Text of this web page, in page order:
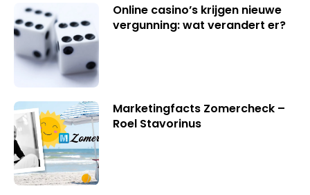
Online casino’s krijgen nieuwe
vergunning: wat verandert er?
Marketingfacts Zomercheck –
Roel Stavorinus